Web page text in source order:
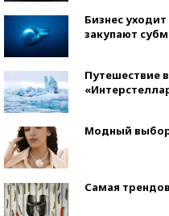
Бизнес
закупают
Путешествие
Модный выбор:
Самая